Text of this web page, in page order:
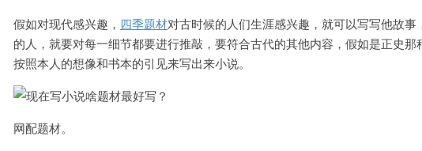
假如对现代感兴趣， 四季题材对古时候的人们生涯感兴趣，就可以写写他故
的人，就要对每一细节都要进行推敲，要符合古代的其他内容，假如是正史那
按照本人的想像和书本的引见来写出来小说。
网配题材。